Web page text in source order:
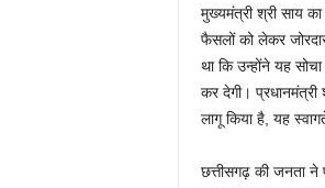
मुख्यमंत्री श्री साय का
फैसलों को लेकर
था कि उन्होंने यह
कर देगी। प्रधानमंत्री
लागू किया है, यह
छत्तीसगढ़ की जनता ने